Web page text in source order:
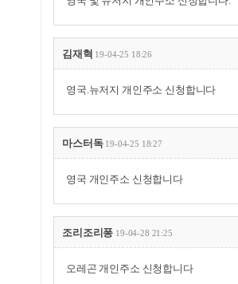
김재혁 19-04-25 18:26
영국.뉴저지 개인주소 신청합니다
마스터독 19-04-25 18:27
영국 개인주소 신청합니다
조리조리퐁 19-04-28 21:25
오레곤 개인주소 신청합니다